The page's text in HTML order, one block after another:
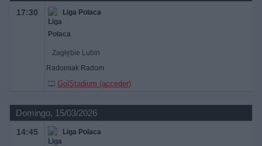
17:30 Liga Polaca
Zagłębie Lubin
Radomiak Radom
GolStadium (acceder)
Domingo, 15/03/2026
14:45 Liga Polaca